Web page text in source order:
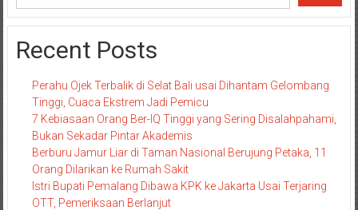
Recent Posts
Perahu Ojek Terbalik di Selat Bali usai Dihantam Gelombang
Tinggi, Cuaca Ekstrem Jadi Pemicu
7 Kebiasaan Orang Ber-IQ Tinggi yang Sering Disalahpahami,
Bukan Sekadar Pintar Akademis
Berburu Jamur Liar di Taman Nasional Berujung Petaka, 11
Orang Dilarikan ke Rumah Sakit
Istri Bupati Pemalang Dibawa KPK ke Jakarta Usai Terjaring
OTT, Pemeriksaan Berlanjut